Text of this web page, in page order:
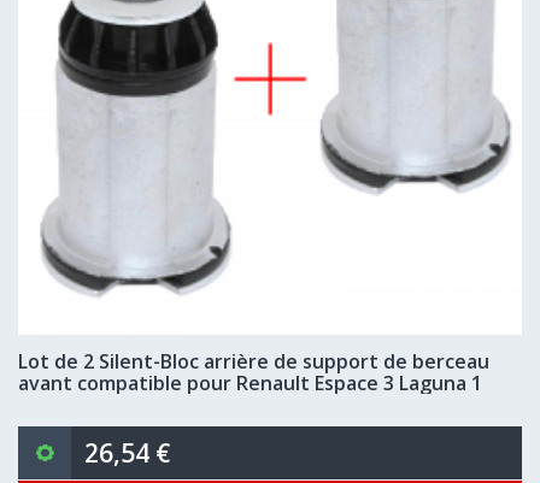
Lot de 2 Silent-Bloc arrière de support de berceau
avant compatible pour Renault Espace 3 Laguna 1
26,54 €